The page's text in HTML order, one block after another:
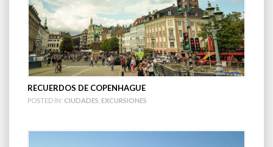
RECUERDOS DE COPENHAGUE
POSTED IN: CIUDADES EXCURSIONES